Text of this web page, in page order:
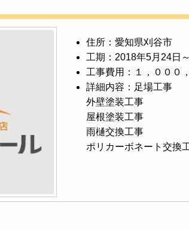
住所：愛知県刈谷市
工期：2018年5月24日
工事費用：１，０００
詳細内容：足場工事
外壁塗装工事
屋根塗装工事
雨樋交換工事
ポリカーボネート交換